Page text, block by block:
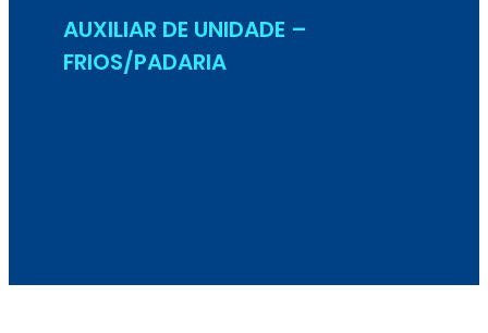
AUXILIAR DE UNIDADE –
FRIOS/PADARIA